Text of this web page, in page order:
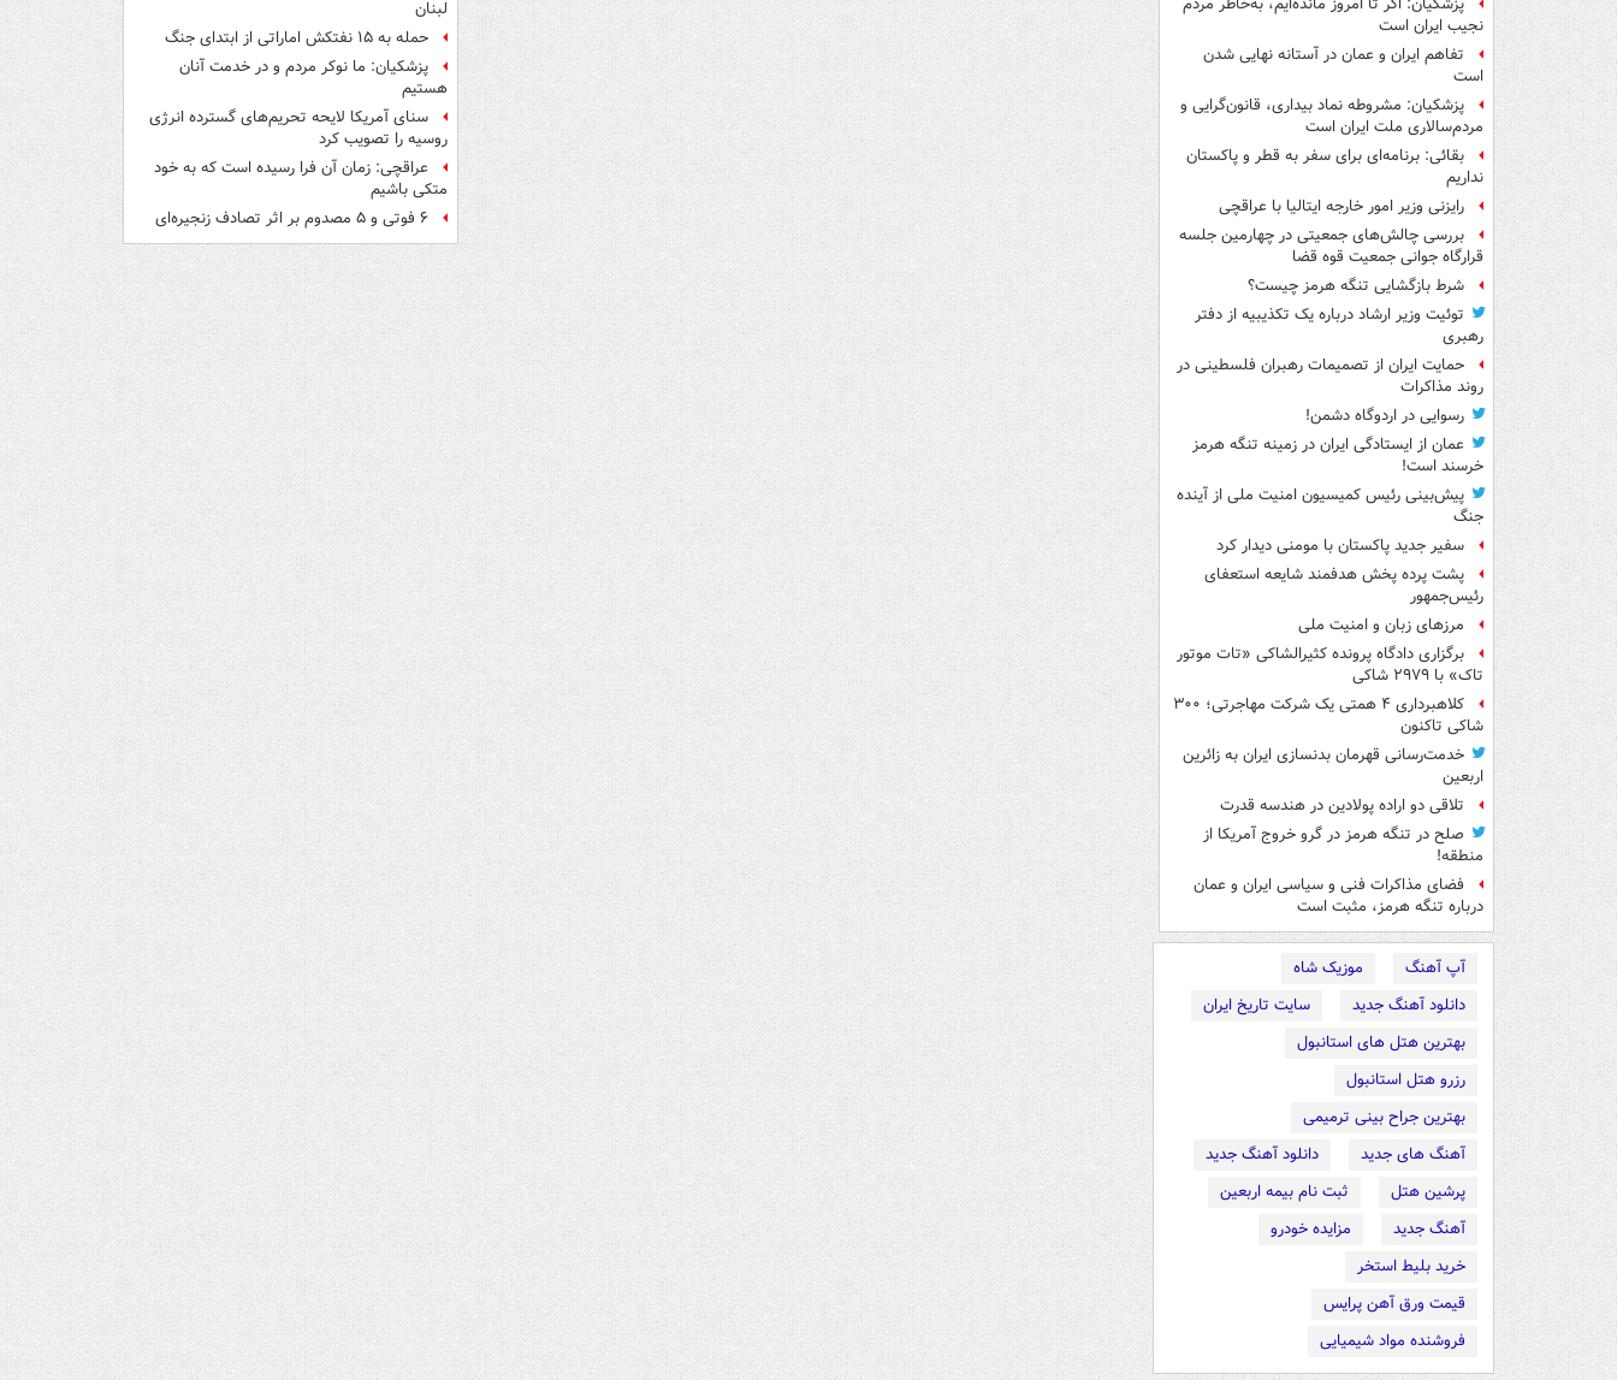
پزشکیان: اگر تا امروز مانده‌ایم، به‌خاطر مردم
نجیب ایران است
تفاهم ایران و عمان در آستانه نهایی شدن
است
پزشکیان: مشروطه نماد بیداری، قانون‌گرایی و
مردم‌سالاری ملت ایران است
بقائی: برنامه‌ای برای سفر به قطر و پاکستان
نداریم
رایزنی وزیر امور خارجه ایتالیا با عراقچی
بررسی چالش‌های جمعیتی در چهارمین جلسه
قرارگاه جوانی جمعیت قوه قضا
شرط بازگشایی تنگه هرمز چیست؟
توئیت وزیر ارشاد درباره یک تکذیبیه از دفتر
رهبری
حمایت ایران از تصمیمات رهبران فلسطینی در
روند مذاکرات
رسوایی در اردوگاه دشمن!
عمان از ایستادگی ایران در زمینه تنگه هرمز
خرسند است!
پیش‌بینی رئیس کمیسیون امنیت ملی از آینده
جنگ
سفیر جدید پاکستان با مومنی دیدار کرد
پشت پرده پخش هدفمند شایعه استعفای
رئیس‌جمهور
مرزهای زبان و امنیت ملی
برگزاری دادگاه پرونده کثیرالشاکی «تات موتور
تاک» با ۲۹۷۹ شاکی
کلاهبرداری ۴ همتی یک شرکت مهاجرتی؛ ۳۰۰
شاکی تاکنون
خدمت‌رسانی قهرمان بدنسازی ایران به زائرین
اربعین
تلاقی دو اراده پولادین در هندسه قدرت
صلح در تنگه هرمز در گرو خروج آمریکا از
منطقه!
فضای مذاکرات فنی و سیاسی ایران و عمان
درباره تنگه هرمز، مثبت است
آپ آهنگ
موزیک شاه
دانلود آهنگ جدید
سایت تاریخ ایران
بهترین هتل های استانبول
رزرو هتل استانبول
بهترین جراح بینی ترمیمی
آهنگ های جدید
دانلود آهنگ جدید
پرشین هتل
ثبت نام بیمه اربعین
آهنگ جدید
مزایده خودرو
خرید بلیط استخر
قیمت ورق آهن پرایس
فروشنده مواد شیمیایی
لبنان
حمله به ۱۵ نفتکش‌ اماراتی از ابتدای جنگ
پزشکیان: ما نوکر مردم و در خدمت آنان
هستیم
سنای آمریکا لایحه تحریم‌های گسترده انرژی
روسیه را تصویب کرد
عراقچی: زمان آن فرا رسیده است که به خود
متکی باشیم
۶ فوتی و ۵ مصدوم بر اثر تصادف زنجیره‌ای